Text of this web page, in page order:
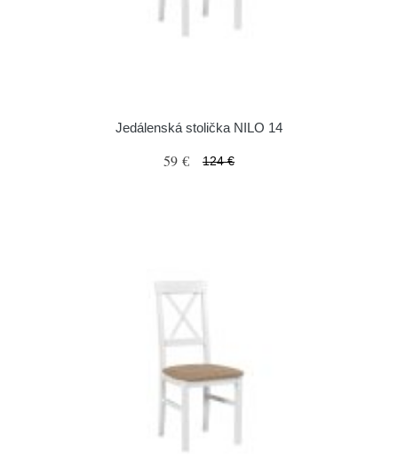
Jedálenská stolička NILO 14
59 € 124 €